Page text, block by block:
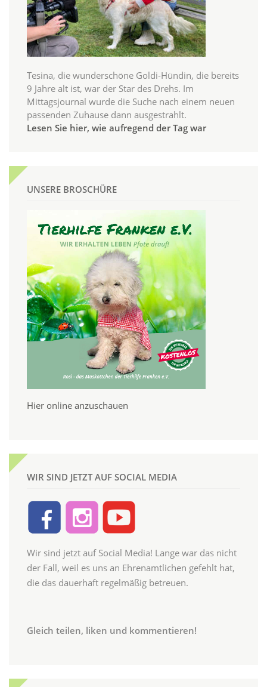
Tesina, die wunderschöne Goldi-Hündin, die bereits
9 Jahre alt ist, war der Star des Drehs. Im
Mittagsjournal wurde die Suche nach einem neuen
passenden Zuhause dann ausgestrahlt.
Lesen Sie hier, wie aufregend der Tag war
UNSERE BROSCHÜRE
Hier online anzuschauen
WIR SIND JETZT AUF SOCIAL MEDIA
Wir sind jetzt auf Social Media! Lange war das nicht
der Fall, weil es uns an Ehrenamtlichen gefehlt hat,
die das dauerhaft regelmäßig betreuen.
Gleich teilen, liken und kommentieren!